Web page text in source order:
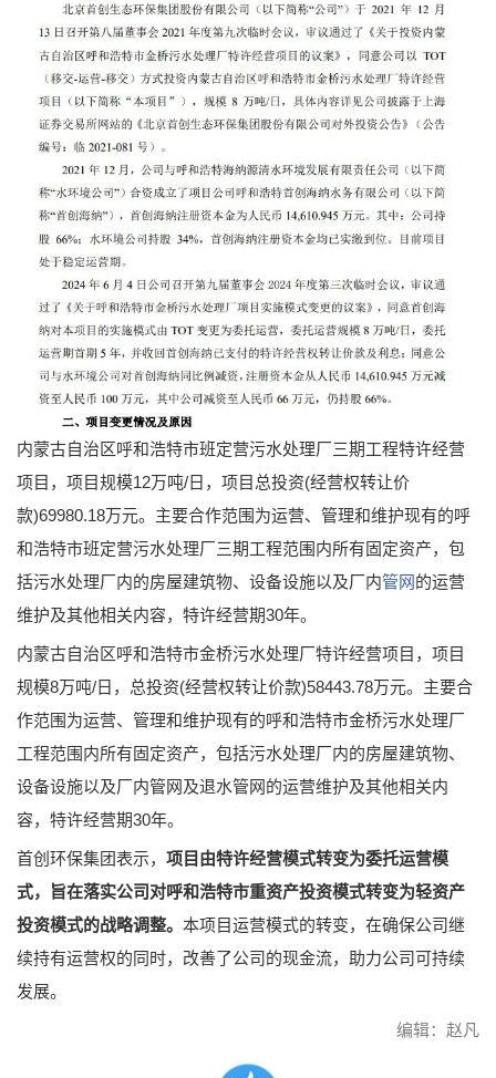
内蒙古自治区呼和浩特市班定营污水处理厂三期工程特许经营
项目，项目规模12万吨/日，项目总投资(经营权转让价
款)69980.18万元。主要合作范围为运营、管理和维护现有的呼
和浩特市班定营污水处理厂三期工程范围内所有固定资产，包
括污水处理厂内的房屋建筑物、设备设施以及厂内管网的运营
维护及其他相关内容，特许经营期30年。
内蒙古自治区呼和浩特市金桥污水处理厂特许经营项目，项目
规模8万吨/日，总投资(经营权转让价款)58443.78万元。主要合
作范围为运营、管理和维护现有的呼和浩特市金桥污水处理厂
工程范围内所有固定资产，包括污水处理厂内的房屋建筑物、
设备设施以及厂内管网及退水管网的运营维护及其他相关内
容，特许经营期30年。
首创环保集团表示， 项目由特许经营模式转变为委托运营模
式，旨在落实公司对呼和浩特市重资产投资模式转变为轻资产
投资模式的战略调整。 本项目运营模式的转变，在确保公司继
续持有运营权的同时，改善了公司的现金流，助力公司可持续
发展。
编辑：赵凡